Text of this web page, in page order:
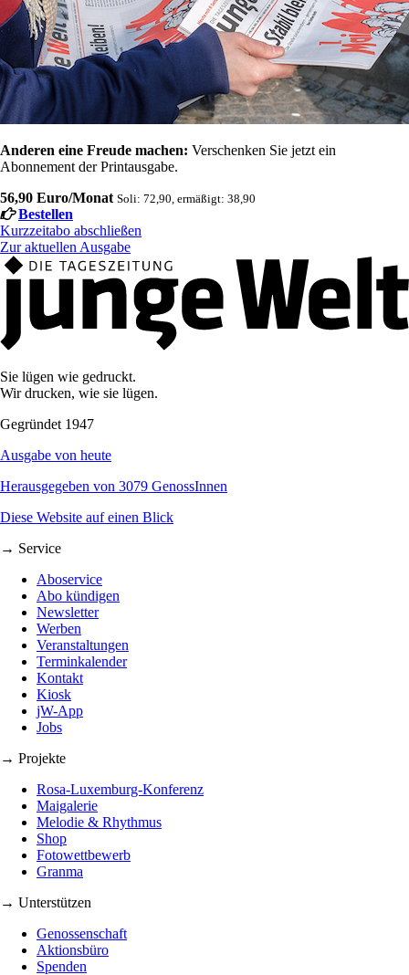
Anderen eine Freude machen: Verschenken Sie jetzt ein
Abonnement der Printausgabe.
56,90 Euro/Monat Soli: 72,90, ermäßigt: 38,90
Bestellen
Kurzzeitabo abschließen
Zur aktuellen Ausgabe
Sie lügen wie gedruckt.
Wir drucken, wie sie lügen.
Gegründet 1947
Ausgabe von heute
Herausgegeben von 3079 GenossInnen
Diese Website auf einen Blick
→ Service
Aboservice
Abo kündigen
Newsletter
Werben
Veranstaltungen
Terminkalender
Kontakt
Kiosk
jW-App
Jobs
→ Projekte
Rosa-Luxemburg-Konferenz
Maigalerie
Melodie & Rhythmus
Shop
Fotowettbewerb
Granma
→ Unterstützen
Genossenschaft
Aktionsbüro
Spenden